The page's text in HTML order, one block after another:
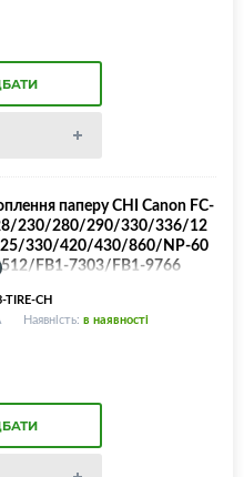
паперу CHI Canon FC-
230/280/290/330/336/12
330/420/430/860/NP-60
FB1-7303/FB1-9766
TIRE-CH
Наявність: в наявності